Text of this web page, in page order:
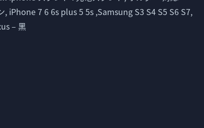
iPhone 7 6 6s plus 5 5s ,Samsung S3 S4 S5 S6 S7,
– 黑